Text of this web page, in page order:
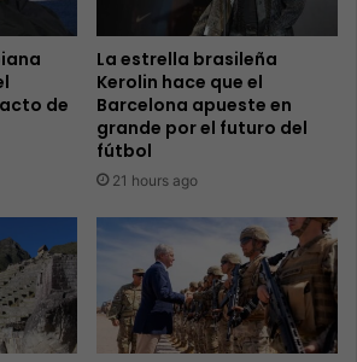
de
La estrella brasileña
Kerolin hace que el
Barcelona apueste en
grande por el futuro del
fútbol
21 hours ago